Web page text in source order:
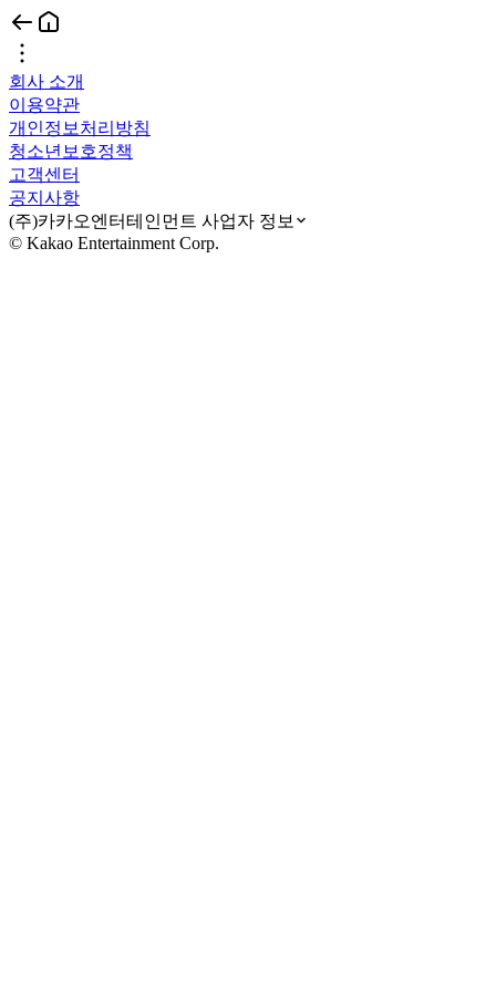
회사 소개
이용약관
개인정보처리방침
청소년보호정책
고객센터
공지사항
(주)카카오엔터테인먼트 사업자 정보
© Kakao Entertainment Corp.